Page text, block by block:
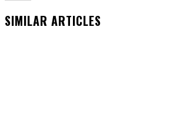
SIMILAR ARTICLES